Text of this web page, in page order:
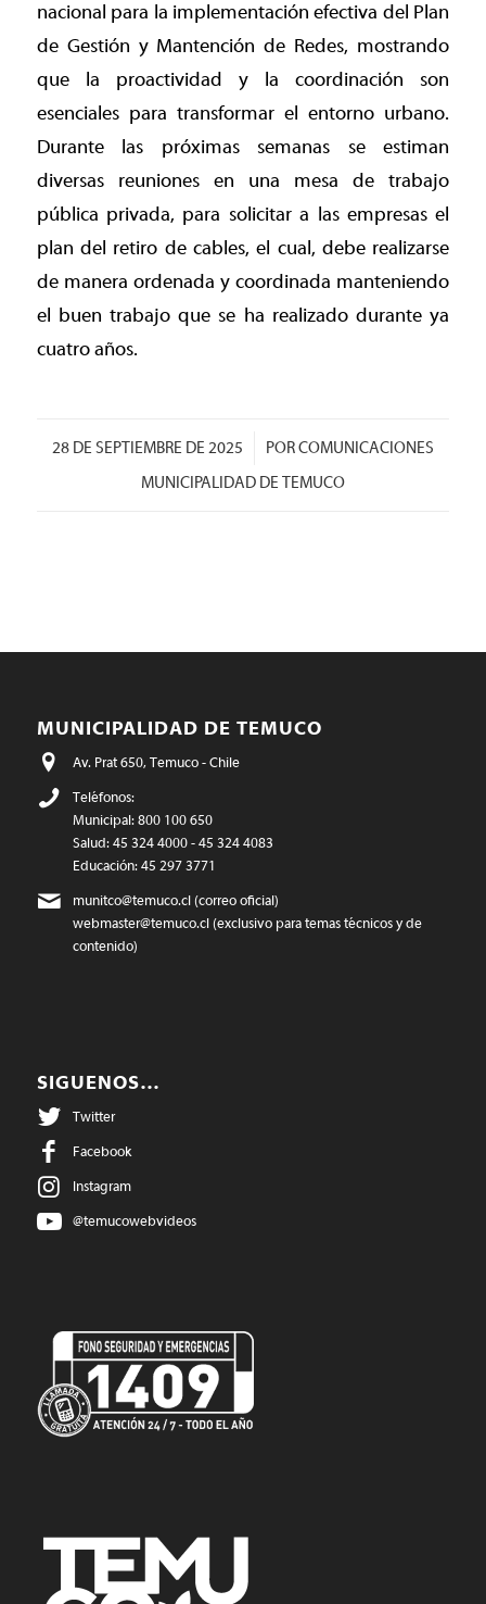
nacional para la implementación efectiva del Plan
de Gestión y Mantención de Redes, mostrando
que la proactividad y la coordinación son
esenciales para transformar el entorno urbano.
Durante las próximas semanas se estiman
diversas reuniones en una mesa de trabajo
pública privada, para solicitar a las empresas el
plan del retiro de cables, el cual, debe realizarse
de manera ordenada y coordinada manteniendo
el buen trabajo que se ha realizado durante ya
cuatro años.
28 DE SEPTIEMBRE DE 2025
/ PORCOMUNICACIONES
MUNICIPALIDAD DE TEMUCO
MUNICIPALIDAD DE TEMUCO
Av. Prat 650, Temuco - Chile
Teléfonos:
Municipal: 800 100 650
Salud: 45 324 4000 - 45 324 4083
Educación: 45 297 3771
munitco@temuco.cl(correo oficial)
webmaster@temuco.cl(exclusivo para temas técnicos y de
contenido)
SIGUENOS…
Twitter
Facebook
Instagram
@temucowebvideos